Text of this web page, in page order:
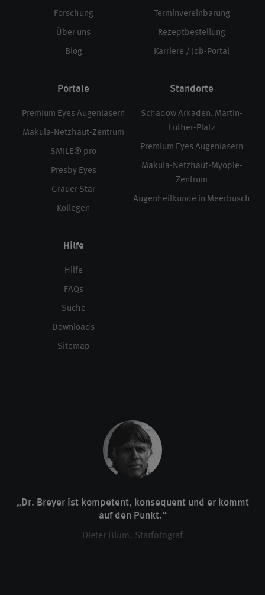
Forschung
Über uns
Blog
Terminvereinbarung
Rezeptbestellung
Karriere / Job-Portal
Portale
Premium Eyes Augenlasern
Makula-Netzhaut-Zentrum
SMILE® pro
Presby Eyes
Grauer Star
Kollegen
Standorte
Schadow Arkaden, Martin-
Luther-Platz
Premium Eyes Augenlasern
Makula-Netzhaut-Myopie-
Zentrum
Augenheilkunde in Meerbusch
Hilfe
Hilfe
FAQs
Suche
Downloads
Sitemap
„Dr. Breyer ist kompetent, konsequent und er kommt
auf den Punkt.“
Dieter Blum, Starfotograf